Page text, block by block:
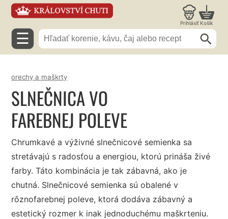
Prihlásiť Košík
☰
orechy a maškrty
SLNEČNICA VO
FAREBNEJ POLEVE
Chrumkavé a výživné slnečnicové semienka sa
stretávajú s radosťou a energiou, ktorú prináša živé
farby. Táto kombinácia je tak zábavná, ako je
chutná. Slnečnicové semienka sú obalené v
rôznofarebnej poleve, ktorá dodáva zábavný a
estetický rozmer k inak jednoduchému maškrteniu.